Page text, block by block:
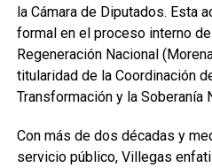
la Cámara de Diputados. Esta
formal en el proceso interno
Regeneración Nacional
titularidad de la Coordinación
Transformación y la Soberanía
Con más de dos décadas y
servicio público, Villegas